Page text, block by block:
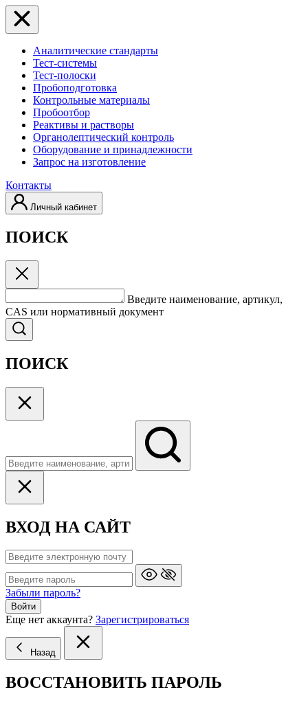
Аналитические стандарты
Тест-системы
Тест-полоски
Пробоподготовка
Контрольные материалы
Пробоотбор
Реактивы и растворы
Органолептический контроль
Оборудование и принадлежности
Запрос на изготовление
Контакты
Личный кабинет
ПОИСК
Введите наименование, артикул,
CAS или нормативный документ
ПОИСК
ВХОД НА САЙТ
Забыли пароль?
Войти
Еще нет аккаунта? Зарегистрироваться
Назад
ВОССТАНОВИТЬ ПАРОЛЬ